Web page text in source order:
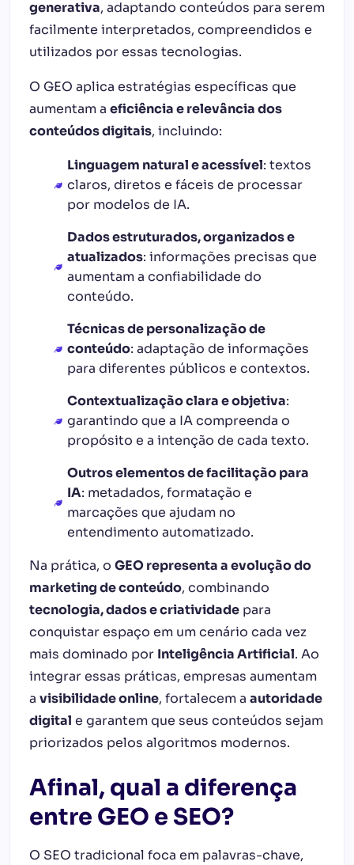
generativa, adaptando conteúdos para serem
facilmente interpretados, compreendidos e
utilizados por essas tecnologias.
O GEO aplica estratégias específicas que
aumentam a eficiência e relevância dos
conteúdos digitais, incluindo:
Linguagem natural e acessível: textos
claros, diretos e fáceis de processar
por modelos de IA.
Dados estruturados, organizados e
atualizados: informações precisas que
aumentam a confiabilidade do
conteúdo.
Técnicas de personalização de
conteúdo: adaptação de informações
para diferentes públicos e contextos.
Contextualização clara e objetiva:
garantindo que a IA compreenda o
propósito e a intenção de cada texto.
Outros elementos de facilitação para
IA: metadados, formatação e
marcações que ajudam no
entendimento automatizado.
Na prática, o GEO representa a evolução do
marketing de conteúdo, combinando
tecnologia, dados e criatividade para
conquistar espaço em um cenário cada vez
mais dominado por Inteligência Artificial. Ao
integrar essas práticas, empresas aumentam
a visibilidade online, fortalecem a autoridade
digital e garantem que seus conteúdos sejam
priorizados pelos algoritmos modernos.
Afinal, qual a diferença
entre GEO e SEO?
O SEO tradicional foca em palavras-chave,